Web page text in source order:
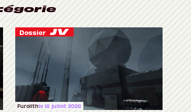
Dossier
Furolithle 16 juillet 2026